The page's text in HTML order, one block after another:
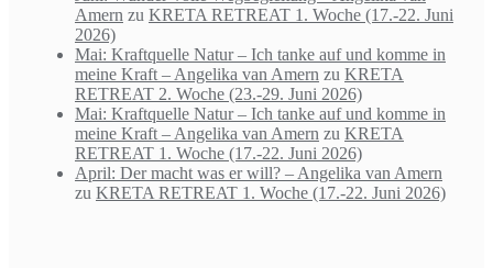
Amern zu KRETA RETREAT 1. Woche (17.-22. Juni
2026)
Mai: Kraftquelle Natur – Ich tanke auf und komme in
meine Kraft – Angelika van Amern zu KRETA
RETREAT 2. Woche (23.-29. Juni 2026)
Mai: Kraftquelle Natur – Ich tanke auf und komme in
meine Kraft – Angelika van Amern zu KRETA
RETREAT 1. Woche (17.-22. Juni 2026)
April: Der macht was er will? – Angelika van Amern
zu KRETA RETREAT 1. Woche (17.-22. Juni 2026)